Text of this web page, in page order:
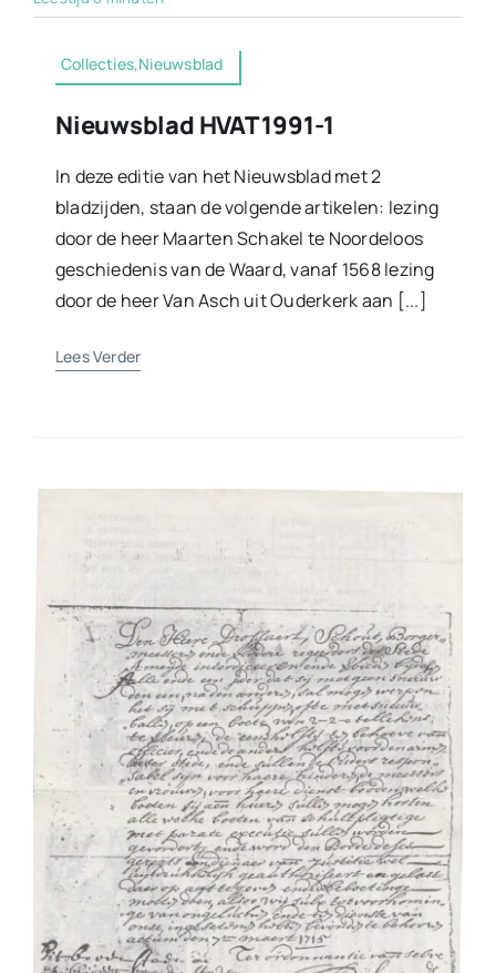
Collecties,Nieuwsblad
Nieuwsblad HVAT 1991-1
In deze editie van het Nieuwsblad met 2
bladzijden, staan de volgende artikelen: lezing
door de heer Maarten Schakel te Noordeloos
geschiedenis van de Waard, vanaf 1568 lezing
door de heer Van Asch uit Ouderkerk aan [...]
Lees Verder